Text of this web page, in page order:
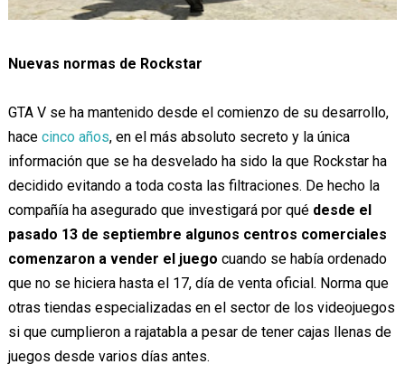
Nuevas normas de Rockstar
GTA V se ha mantenido desde el comienzo de su desarrollo,
hace cinco años, en el más absoluto secreto y la única
información que se ha desvelado ha sido la que Rockstar ha
decidido evitando a toda costa las filtraciones. De hecho la
compañía ha asegurado que investigará por quédesde el
pasado 13 de septiembre algunos centros comerciales
comenzaron a vender el juego cuando se había ordenado
que no se hiciera hasta el 17, día de venta oficial. Norma que
otras tiendas especializadas en el sector de los videojuegos
si que cumplieron a rajatabla a pesar de tener cajas llenas de
juegos desde varios días antes.